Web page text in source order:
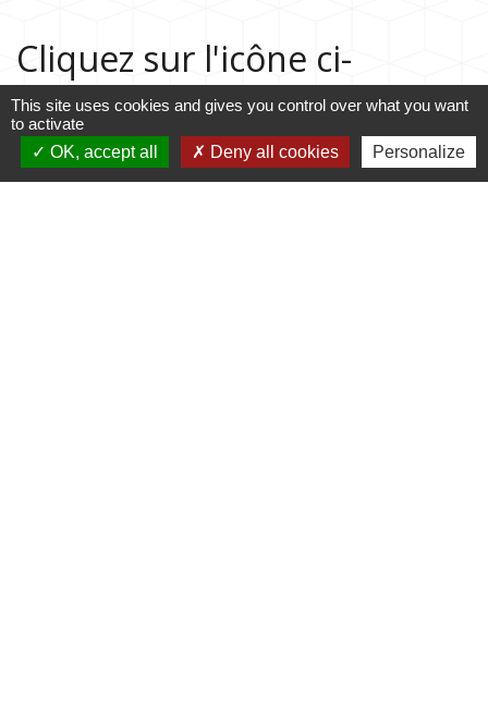
Cliquez sur l'icône ci-
dessous pour accéder au
guide des démarches
administratives
This site uses cookies and gives you control over what you want
to activate
OK, accept all
Deny all cookies Personalize